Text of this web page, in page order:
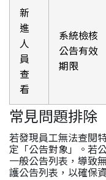
新
進
人
員
查
看
系統檢核
公告有效
期限
常見問題排除
若發現員工無法查閱
定「公告對象」。若
一般公告列表，導致
護公告列表，以確保